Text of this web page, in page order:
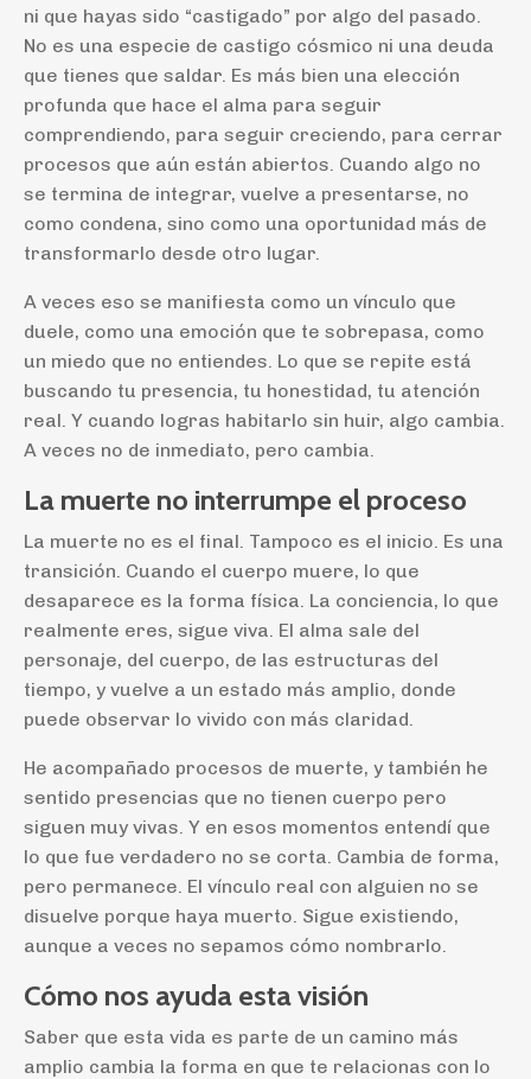
ni que hayas sido “castigado” por algo del pasado.
No es una especie de castigo cósmico ni una deuda
que tienes que saldar. Es más bien una elección
profunda que hace el alma para seguir
comprendiendo, para seguir creciendo, para cerrar
procesos que aún están abiertos. Cuando algo no
se termina de integrar, vuelve a presentarse, no
como condena, sino como una oportunidad más de
transformarlo desde otro lugar.
A veces eso se manifiesta como un vínculo que
duele, como una emoción que te sobrepasa, como
un miedo que no entiendes. Lo que se repite está
buscando tu presencia, tu honestidad, tu atención
real. Y cuando logras habitarlo sin huir, algo cambia.
A veces no de inmediato, pero cambia.
La muerte no interrumpe el proceso
La muerte no es el final. Tampoco es el inicio. Es una
transición. Cuando el cuerpo muere, lo que
desaparece es la forma física. La conciencia, lo que
realmente eres, sigue viva. El alma sale del
personaje, del cuerpo, de las estructuras del
tiempo, y vuelve a un estado más amplio, donde
puede observar lo vivido con más claridad.
He acompañado procesos de muerte, y también he
sentido presencias que no tienen cuerpo pero
siguen muy vivas. Y en esos momentos entendí que
lo que fue verdadero no se corta. Cambia de forma,
pero permanece. El vínculo real con alguien no se
disuelve porque haya muerto. Sigue existiendo,
aunque a veces no sepamos cómo nombrarlo.
Cómo nos ayuda esta visión
Saber que esta vida es parte de un camino más
amplio cambia la forma en que te relacionas con lo